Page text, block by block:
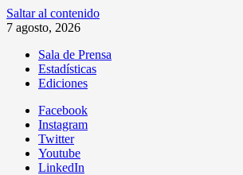
Saltar al contenido
7 agosto, 2026
Sala de Prensa
Estadísticas
Ediciones
Facebook
Instagram
Twitter
Youtube
LinkedIn